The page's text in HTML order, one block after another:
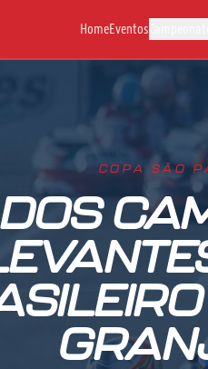
HomeEventos
COPA SÃO